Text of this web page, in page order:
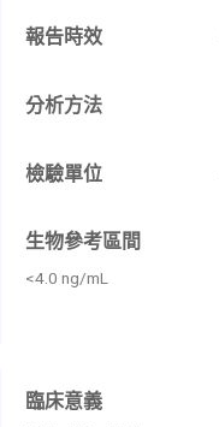
報告時效
分析方法
檢驗單位
生物參考區間
<4.0 ng/mL
臨床意義